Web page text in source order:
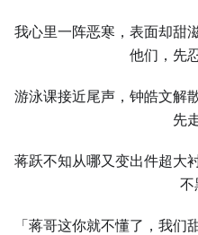
我心里一阵恶寒，表面却甜
他们，先
游泳课接近尾声，钟皓文解
先
蒋跃不知从哪又变出件超大
不
「蒋哥这你就不懂了，我